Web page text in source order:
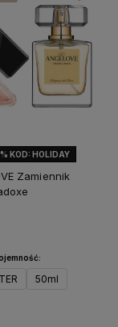
KOD: HOLIDAY
Zamiennik
50ml